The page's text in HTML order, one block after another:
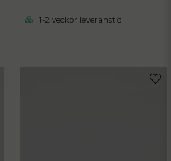
1-2 veckor leveranstid